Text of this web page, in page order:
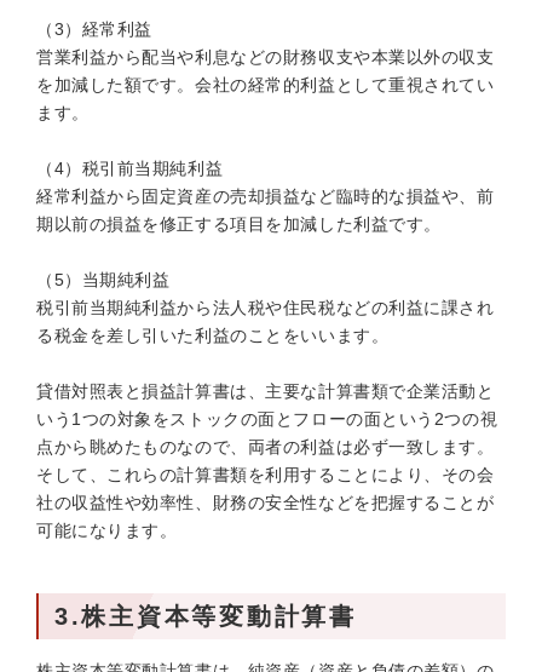
（3）経常利益
営業利益から配当や利息などの財務収支や本業以外の収支
を加減した額です。会社の経常的利益として重視されてい
ます。
（4）税引前当期純利益
経常利益から固定資産の売却損益など臨時的な損益や、前
期以前の損益を修正する項目を加減した利益です。
（5）当期純利益
税引前当期純利益から法人税や住民税などの利益に課され
る税金を差し引いた利益のことをいいます。
貸借対照表と損益計算書は、主要な計算書類で企業活動と
いう1つの対象をストックの面とフローの面という2つの視
点から眺めたものなので、両者の利益は必ず一致します。
そして、これらの計算書類を利用することにより、その会
社の収益性や効率性、財務の安全性などを把握することが
可能になります。
3.株主資本等変動計算書